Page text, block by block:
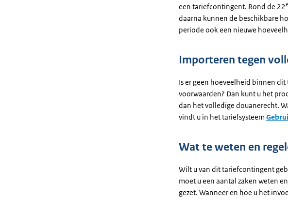
een tariefcontingent. Rond de 22e
daarna kunnen de beschikbare
periode ook een nieuwe
Importeren tegen
Is er geen hoeveelheid binnen
voorwaarden? Dan kunt u het
dan het volledige douanerecht.
vindt u in het tariefsysteem
Wat te weten en
Wilt u van dit tariefcontingent
moet u een aantal zaken weten
gezet. Wanneer en hoe u het